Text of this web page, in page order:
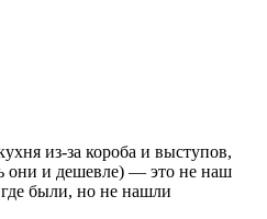
из-за короба и выступов,
они и дешевле) — это не наш
были, но не нашли